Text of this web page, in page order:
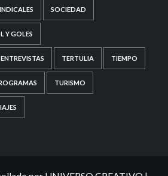
SOCIEDAD
Y GOLES
TERTULIA TIEMPO
TURISMO